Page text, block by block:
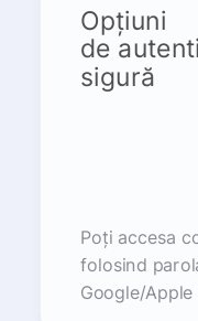
Opțiuni
de
sigură
Poți accesa
folosind
Google/Apple